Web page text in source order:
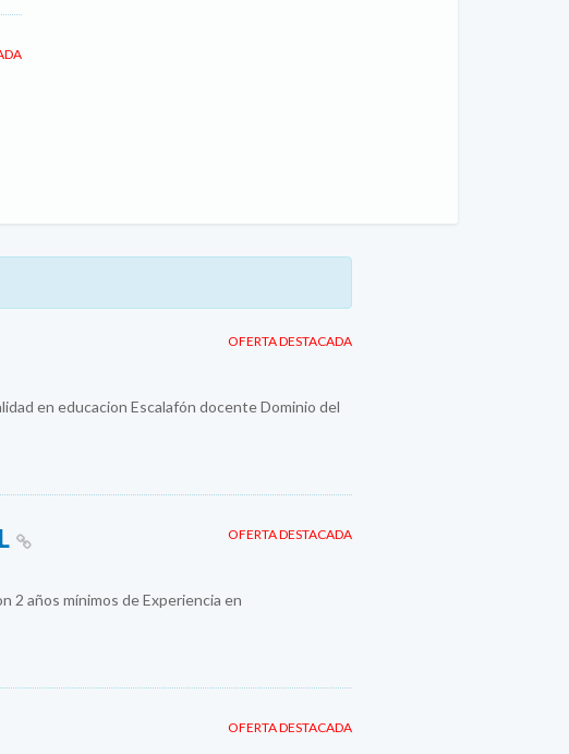
OFERTA DESTACADA
en educacion Escalafón docente Dominio del
OFERTA DESTACADA
2 años mínimos de Experiencia en
OFERTA DESTACADA